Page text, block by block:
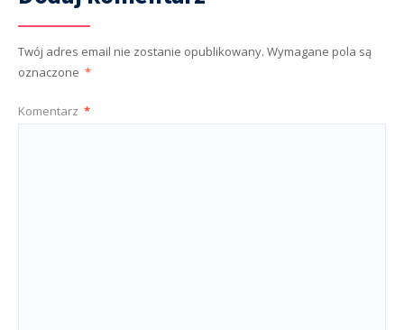
Twój adres email nie zostanie opublikowany. Wymagane pola są
oznaczone *
Komentarz *